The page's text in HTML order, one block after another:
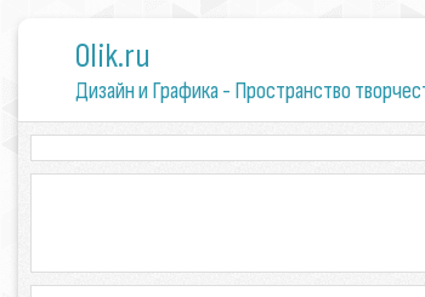
0lik.ru
Дизайн и Графика - Пространство